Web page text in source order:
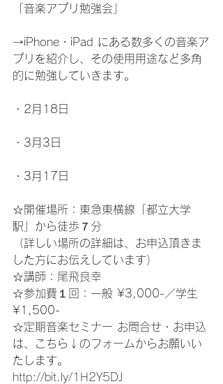
「音楽アプリ勉強会」
→iPhone・iPad にある数多くの音楽ア
プリを紹介し、その使用用途など多角
的に勉強していきます。
・2月18日
・3月3日
・3月17日
☆開催場所：東急東横線「都立大学
駅」から徒歩７分
（詳しい場所の詳細は、お申込頂きま
した方にお伝えしています）
☆講師： 尾飛良幸
☆参加費１回：一般 ¥3,000-／学生
¥1,500-
☆定期音楽セミナー お問合せ・お申込
は、こちら↓のフォームからお願いい
たします。
http://bit.ly/1H2Y5DJ